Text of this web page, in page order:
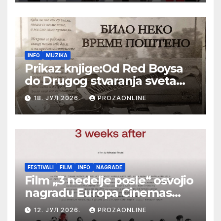
Festival evropskog filma Palić
INFO MUZIKA
Prikaz knjige:Od Red Boysa
do Drugog stvaranja sveta
(bilo neko vreme pošteno)
(autor- Zlatomira Sremca,
Botoš 2022. godine,
samizdat)
18. ЈУЛ 2026. PROZAONLINE
FESTIVALI FILM INFO NAGRADE
Film „3 nedelje posle“ osvojio
nagradu Europa Cinemas
Label na Filmskom festivalu
u Karlovim Varima
12. ЈУЛ 2026. PROZAONLINE